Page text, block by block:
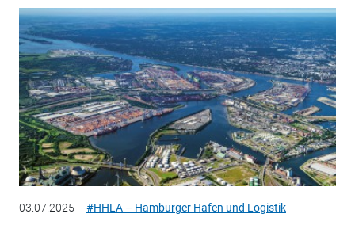
03.07.2025 #HHLA – Hamburger Hafen und Logistik